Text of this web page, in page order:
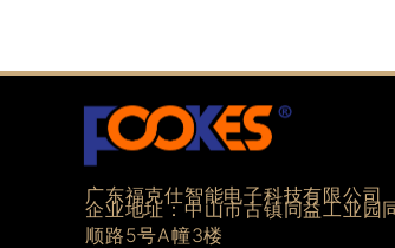
广东福克仕智能电子科技有限公司
企业地址：中山市古镇同益工业园
顺路5号A幢3楼